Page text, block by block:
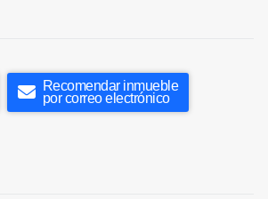
Recomendar inmueble
por correo electrónico